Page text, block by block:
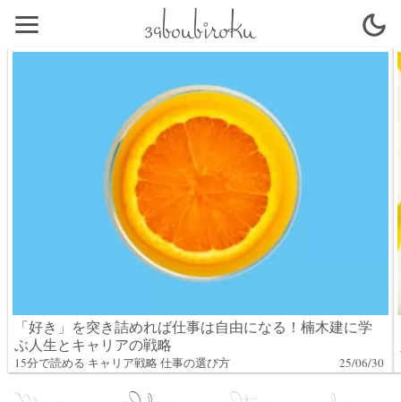
39boubiroku
「好き」を突き詰めれば仕事は自由になる！楠木建に学
ぶ人生とキャリアの戦略
15分で読める キャリア戦略 仕事の選び方 25/06/30